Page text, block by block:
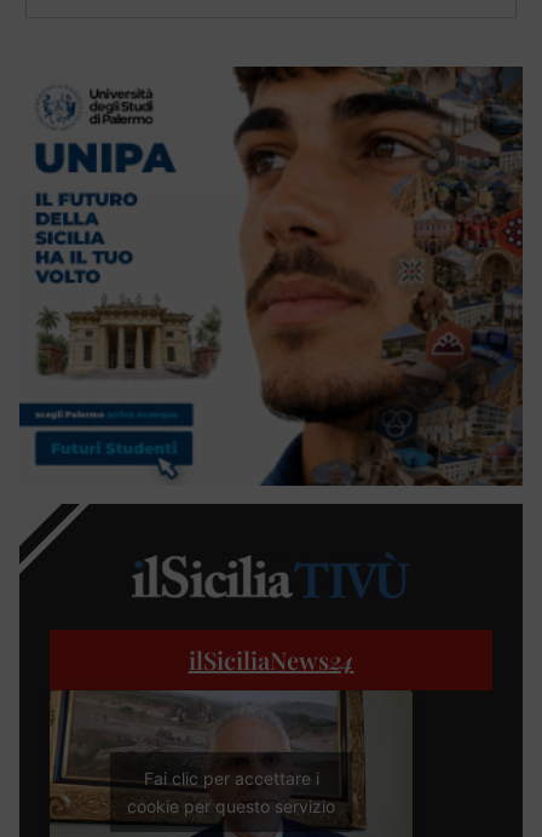
ilSiciliaNews24
Fai clic per accettare i
cookie per questo servizio